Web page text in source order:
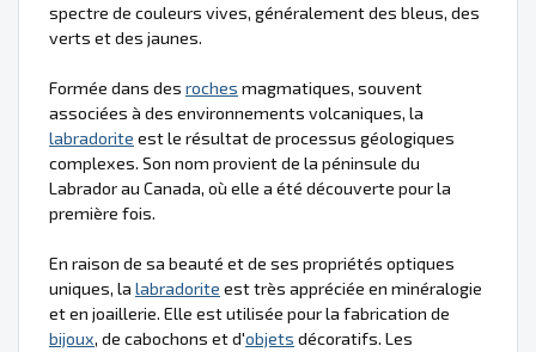
spectre de couleurs vives, généralement des bleus, des
verts et des jaunes.
Formée dans des roches magmatiques, souvent
associées à des environnements volcaniques, la
labradorite est le résultat de processus géologiques
complexes. Son nom provient de la péninsule du
Labrador au Canada, où elle a été découverte pour la
première fois.
En raison de sa beauté et de ses propriétés optiques
uniques, la labradorite est très appréciée en minéralogie
et en joaillerie. Elle est utilisée pour la fabrication de
bijoux, de cabochons et d'objets décoratifs. Les